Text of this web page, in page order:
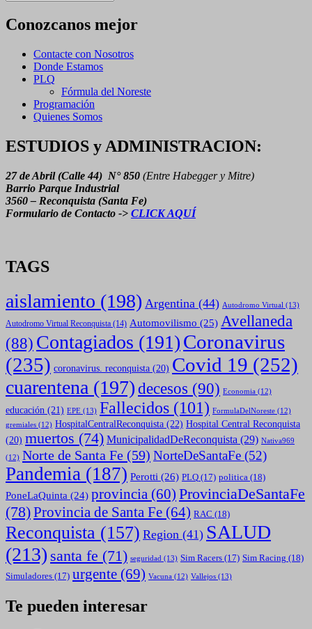
Noticias
Conozcanos mejor
Contacte con Nosotros
Donde Estamos
PLQ
Fórmula del Noreste
Programación
Quienes Somos
ESTUDIOS y ADMINISTRACION:
27 de Abril (Calle 44) N° 850 (Entre Habegger y Mitre)
Barrio Parque Industrial
3560 – Reconquista (Santa Fe)
Formulario de Contacto -> CLICK AQUÍ
TAGS
aislamiento (198) Argentina (44) Autodromo Virtual (13)
Autodromo Virtual Reconquista (14) Automovilismo (25) Avellaneda
(88) Contagiados (191)Coronavirus
(235) coronavirus. reconquista (20) Covid 19 (252)
cuarentena (197) decesos (90) Economia (12)
educación (21) EPE (13) Fallecidos (101) FormulaDelNoreste (12)
gremiales (12) HospitalCentralReconquista (22) Hospital Central Reconquista
(20) muertos (74) MunicipalidadDeReconquista (29) Nativa969
(12) Norte de Santa Fe (59) NorteDeSantaFe (52)
Pandemia (187) Perotti (26) PLQ (17) politica (18)
PoneLaQuinta (24) provincia (60) ProvinciaDeSantaFe
(78)Provincia de Santa Fe (64) RAC (18)
Reconquista (157) Region (41) SALUD
(213) santa fe (71) seguridad (13) Sim Racers (17) Sim Racing (18)
Simuladores (17) urgente (69) Vacuna (12) Vallejos (13)
Te pueden interesar